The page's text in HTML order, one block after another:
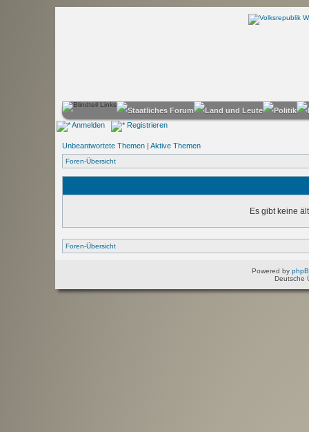
Anmelden Registrieren
Unbeantwortete Themen | Aktive Themen
Foren-Übersicht
Es gibt keine
Foren-Übersicht
Powered by
Deutsche